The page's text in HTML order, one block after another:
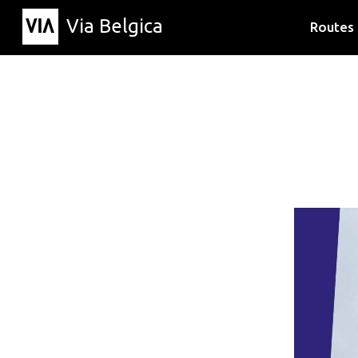
Via Belgica Routes